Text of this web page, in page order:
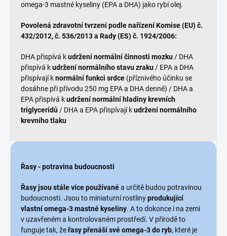
omega-3 mastné kyseliny (EPA a DHA) jako rybí olej.
Povolená zdravotní tvrzení podle nařízení Komise (EU) č.
432/2012, č. 536/2013 a Rady (ES) č. 1924/2006:
DHA přispívá kudržení normální činnosti mozku/ DHA
přispívá kudržení normálního stavu zraku/ EPA a DHA
přispívají knormální funkci srdce (příznivého účinku se
dosáhne při přívodu 250 mg EPA a DHA denně) / DHA a
EPA přispívá kudržení normální hladiny krevních
triglyceridů/ DHA a EPA přispívají kudržení normálního
krevního tlaku
Řasy - potravina budoucnosti
Řasy jsou stále více používanéa určitě budou potravinou
budoucnosti. Jsou to miniaturní rostlinyprodukující
vlastní omega-3 mastné kyseliny. A to dokonce i na zemi
v uzavřeném a kontrolovaném prostředí. V přírodě to
funguje tak, žeřasy přenáší své omega-3 do ryb, které je